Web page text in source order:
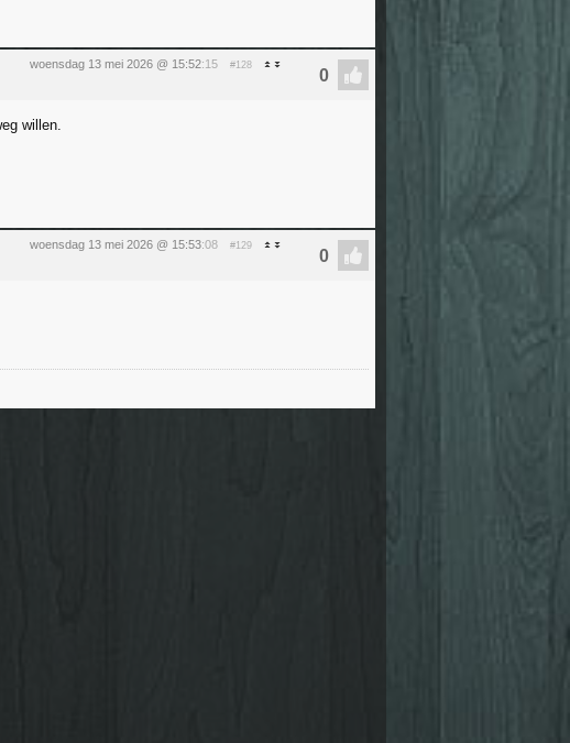
woensdag 13 mei 2026 @ 15:52:15 #128
willen.
woensdag 13 mei 2026 @ 15:53:08 #129